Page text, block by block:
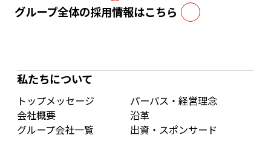
グループ全体の採用情報はこちら
私たちについて
トップメッセージ
パーパス・経営理念
会社概要
沿革
グループ会社一覧
出資・スポンサード